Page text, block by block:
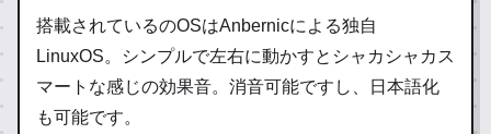
搭載されているのOSはAnbernicによる独自
LinuxOS。シンプルで左右に動かすとシャカシャカス
マートな感じの効果音。消音可能ですし、日本語化
も可能です。